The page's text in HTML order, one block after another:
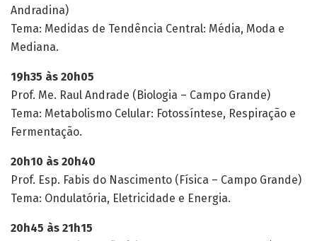
Andradina)
Tema: Medidas de Tendência Central: Média, Moda e
Mediana.
19h35 às 20h05
Prof. Me. Raul Andrade (Biologia – Campo Grande)
Tema: Metabolismo Celular: Fotossíntese, Respiração e
Fermentação.
20h10 às 20h40
Prof. Esp. Fabis do Nascimento (Física – Campo Grande)
Tema: Ondulatória, Eletricidade e Energia.
20h45 às 21h15